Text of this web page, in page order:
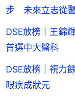
步 未來立志從
DSE放榜｜王錦
首選中大醫科
DSE放榜｜視力
眼疾成狀元